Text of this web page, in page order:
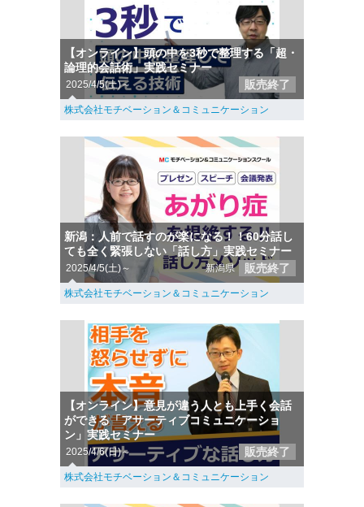
【オンライン】頭の中を3秒で整理する「超・
論理的会話術」実践セミナー
2025/4/5(土)～ 販売終了
株式会社モチベーション＆コミュニケーション
新潟：人前で話すのが楽になる！！60分話し
ても全く緊張しない「話し方」実践セミナー
2025/4/5(土)～ 新潟県 販売終了
株式会社モチベーション＆コミュニケーション
【オンライン】意見が違う人とも上手く会話
ができる「アサーティブコミュニケーショ
ン」実践セミナー
2025/4/6(日)～ 販売終了
株式会社モチベーション＆コミュニケーション